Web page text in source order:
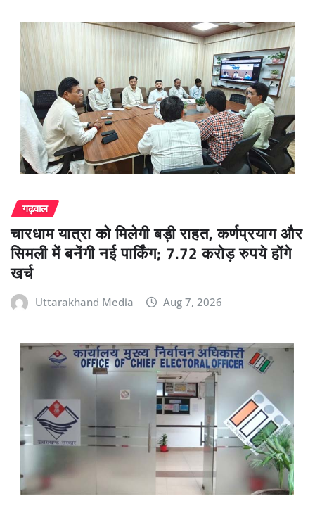
गढ़वाल
चारधाम यात्रा को मिलेगी बड़ी राहत, कर्णप्रयाग और
सिमली में बनेंगी नई पार्किंग; 7.72 करोड़ रुपये होंगे
खर्च
Uttarakhand Media Aug 7, 2026